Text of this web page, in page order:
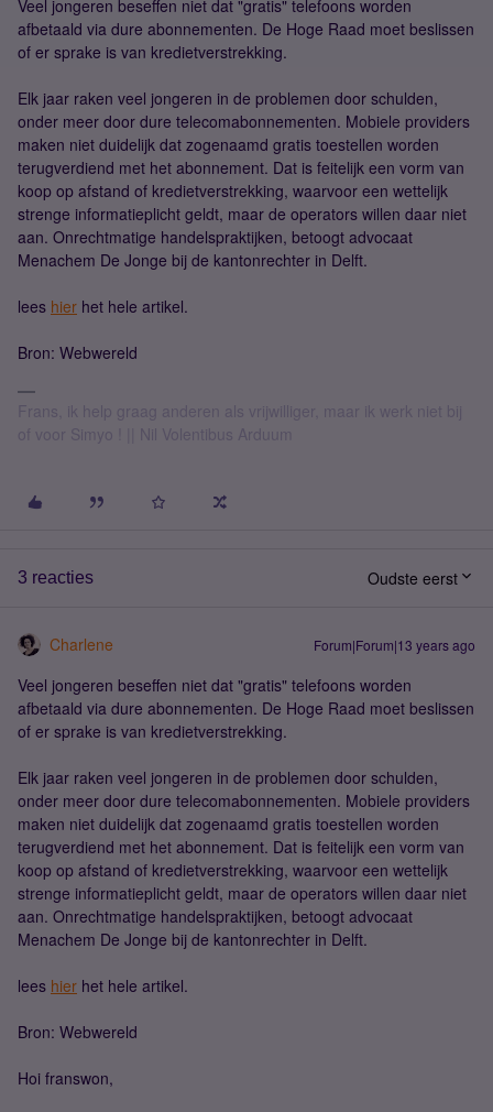
Veel jongeren beseffen niet dat "gratis" telefoons worden
afbetaald via dure abonnementen. De Hoge Raad moet beslissen
of er sprake is van kredietverstrekking.
Elk jaar raken veel jongeren in de problemen door schulden,
onder meer door dure telecomabonnementen. Mobiele providers
maken niet duidelijk dat zogenaamd gratis toestellen worden
terugverdiend met het abonnement. Dat is feitelijk een vorm van
koop op afstand of kredietverstrekking, waarvoor een wettelijk
strenge informatieplicht geldt, maar de operators willen daar niet
aan. Onrechtmatige handelspraktijken, betoogt advocaat
Menachem De Jonge bij de kantonrechter in Delft.
lees hier het hele artikel.
Bron: Webwereld
Frans, ik help graag anderen als vrijwilliger, maar ik werk niet bij
of voor Simyo ! || Nil Volentibus Arduum
3 reacties Oudste eerst
Charlene Forum|Forum|13 years ago
Veel jongeren beseffen niet dat "gratis" telefoons worden
afbetaald via dure abonnementen. De Hoge Raad moet beslissen
of er sprake is van kredietverstrekking.
Elk jaar raken veel jongeren in de problemen door schulden,
onder meer door dure telecomabonnementen. Mobiele providers
maken niet duidelijk dat zogenaamd gratis toestellen worden
terugverdiend met het abonnement. Dat is feitelijk een vorm van
koop op afstand of kredietverstrekking, waarvoor een wettelijk
strenge informatieplicht geldt, maar de operators willen daar niet
aan. Onrechtmatige handelspraktijken, betoogt advocaat
Menachem De Jonge bij de kantonrechter in Delft.
lees hier het hele artikel.
Bron: Webwereld
Hoi franswon,